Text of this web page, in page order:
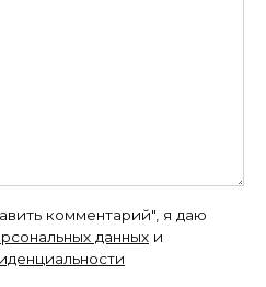
комментарий", я даю
данных и